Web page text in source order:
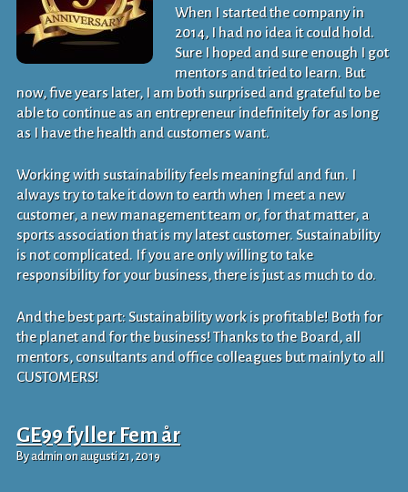
When I started the company in
2014, I had no idea it could hold.
Sure I hoped and sure enough I got
mentors and tried to learn. But
now, five years later, I am both surprised and grateful to be
able to continue as an entrepreneur indefinitely for as long
as I have the health and customers want.
Working with sustainability feels meaningful and fun. I
always try to take it down to earth when I meet a new
customer, a new management team or, for that matter, a
sports association that is my latest customer. Sustainability
is not complicated. If you are only willing to take
responsibility for your business, there is just as much to do.
And the best part: Sustainability work is profitable! Both for
the planet and for the business! Thanks to the Board, all
mentors, consultants and office colleagues but mainly to all
CUSTOMERS!
GE99 fyller Fem år
By admin on augusti 21, 2019